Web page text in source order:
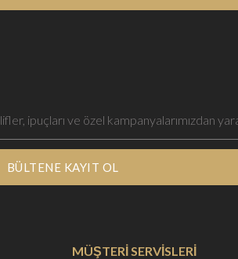
BÜLTENE KAYIT OL
MÜŞTERİ SERVİSLERİ